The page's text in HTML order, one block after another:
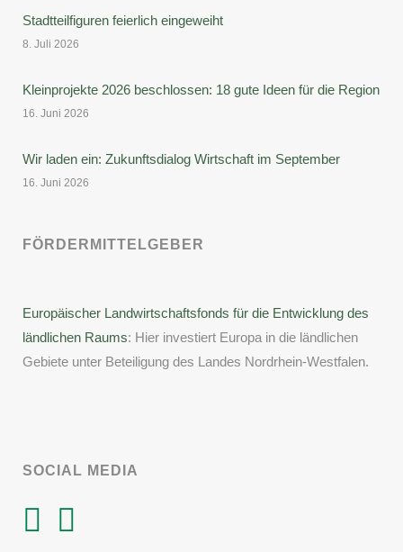
Stadtteilfiguren feierlich eingeweiht
8. Juli 2026
Kleinprojekte 2026 beschlossen: 18 gute Ideen für die Region
16. Juni 2026
Wir laden ein: Zukunftsdialog Wirtschaft im September
16. Juni 2026
FÖRDERMITTELGEBER
Europäischer Landwirtschaftsfonds für die Entwicklung des
ländlichen Raums: Hier investiert Europa in die ländlichen
Gebiete unter Beteiligung des Landes Nordrhein-Westfalen.
SOCIAL MEDIA